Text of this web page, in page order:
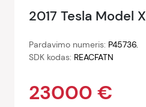
2017 Tesla Model X
Pardavimo numeris: P45736.
SDK kodas: REACFATN
23000 €